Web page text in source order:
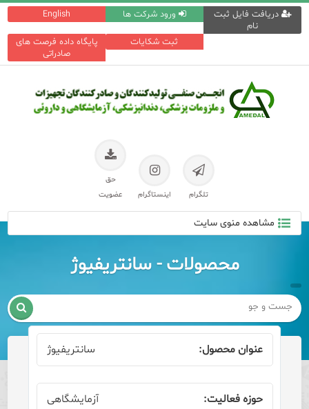
English ورود شرکت ها
دریافت فایل ثبت
نام
پایگاه داده فرصت های
صادراتی
ثبت شکایات
تلگرام اینستاگرام
حق
عضویت
مشاهده منوی سایت
محصولات - سانتریفیوژ

سانتریفیوژ
آزمایشگاهی